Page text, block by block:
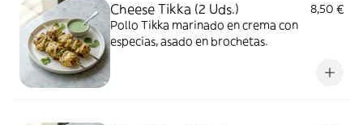
Cheese Tikka (2 Uds.)
8,50 €
Pollo Tikka marinado en crema con
especias, asado en brochetas.